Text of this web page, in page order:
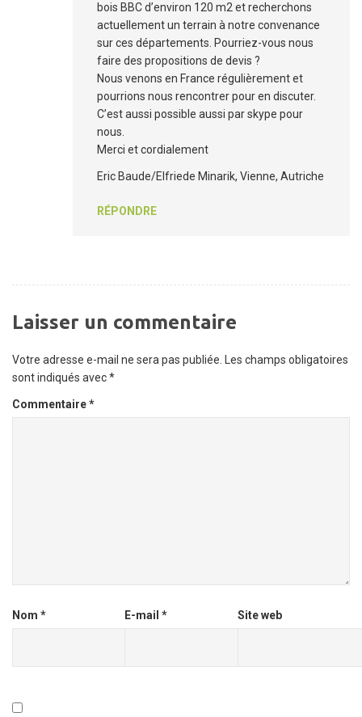
bois BBC d’environ 120 m2 et recherchons
actuellement un terrain à notre convenance
sur ces départements. Pourriez-vous nous
faire des propositions de devis ?
Nous venons en France régulièrement et
pourrions nous rencontrer pour en discuter.
C’est aussi possible aussi par skype pour
nous.
Merci et cordialement
Eric Baude/Elfriede Minarik, Vienne, Autriche
RÉPONDRE
Laisser un commentaire
Votre adresse e-mail ne sera pas publiée.
Les champs obligatoires
sont indiqués avec*
Commentaire*
Nom * E-mail* Site web